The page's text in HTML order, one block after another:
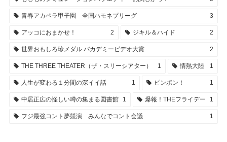
青春アカペラ甲子園 全国ハモネプリーグ 3
アッコにおまかせ！ 2 ジキル＆ハイド 2
世界おもしろ珍メダル バカデミービデオ大賞 2
THE THREE THEATER（ザ・スリーシアター） 1 情熱大陸 1
人生が変わる１分間の深イイ話 1 ピンポン！ 1
中居正広の怪しい噂の集まる図書館 1 爆報！THEフライデー 1
フジ最強コント夢競演 みんなでコント会議 1